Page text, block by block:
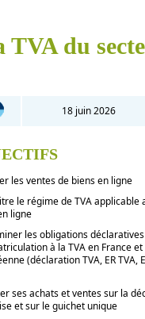
TVA du
18 juin 2026
les ventes de biens en ligne
le régime de TVA applicable
ligne
les obligations
à la TVA en France et
(déclaration TVA, ER TVA,
ses achats et ventes sur la
et sur le guichet unique